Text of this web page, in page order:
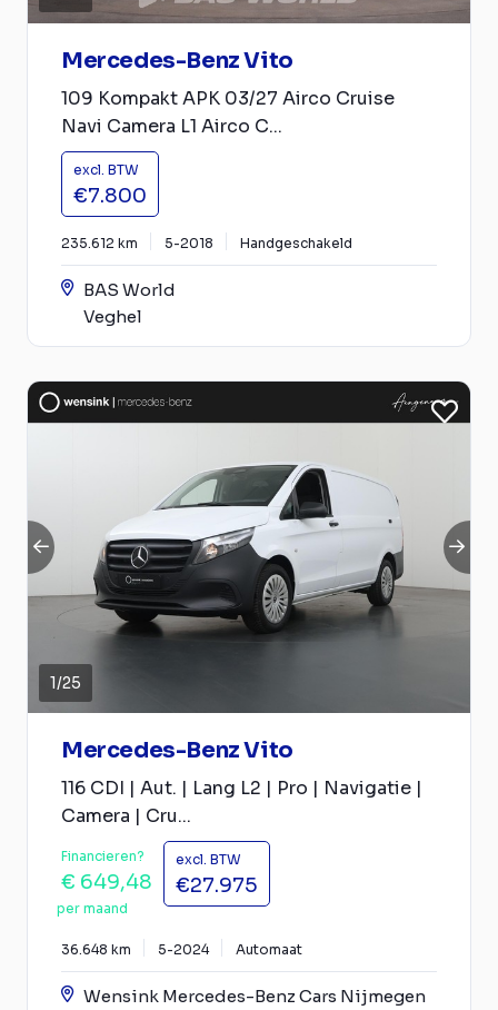
Mercedes-Benz Vito
109 Kompakt APK 03/27 Airco Cruise
Navi Camera L1 Airco C...
excl. BTW
€7.800
235.612 km 5-2018 Handgeschakeld
BAS World
Veghel
1/25
Mercedes-Benz Vito
116 CDI | Aut. | Lang L2 | Pro | Navigatie |
Camera | Cru...
Financieren?
€ 649,48
per maand
excl. BTW
€27.975
36.648 km 5-2024 Automaat
Wensink Mercedes-Benz Cars Nijmegen